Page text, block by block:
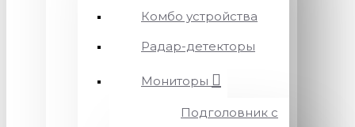
Комбо устройства
Радар-детекторы
Мониторы
Подголовник с